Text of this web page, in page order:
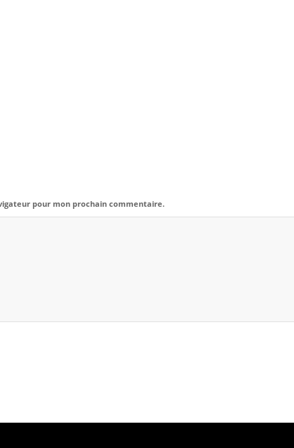
pour mon prochain commentaire.